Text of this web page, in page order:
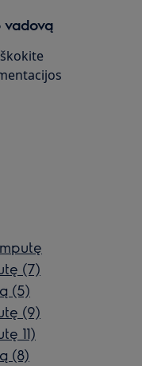
vadovą
(7)
(5)
(9)
11)
(8)